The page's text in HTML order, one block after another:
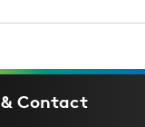
& Contact